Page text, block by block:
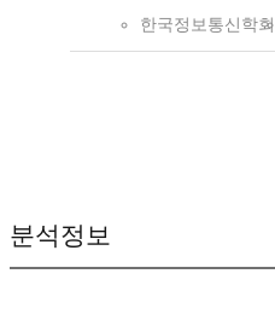
한국정보통신학회
분석정보